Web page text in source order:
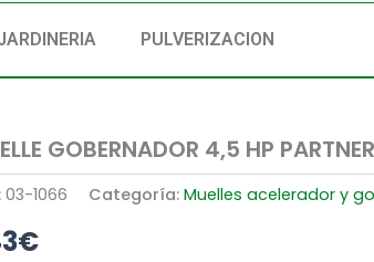
PULVERIZACION
GOBERNADOR 4,5 HP
03-1066 Categoría: Muelles acelerador y
€